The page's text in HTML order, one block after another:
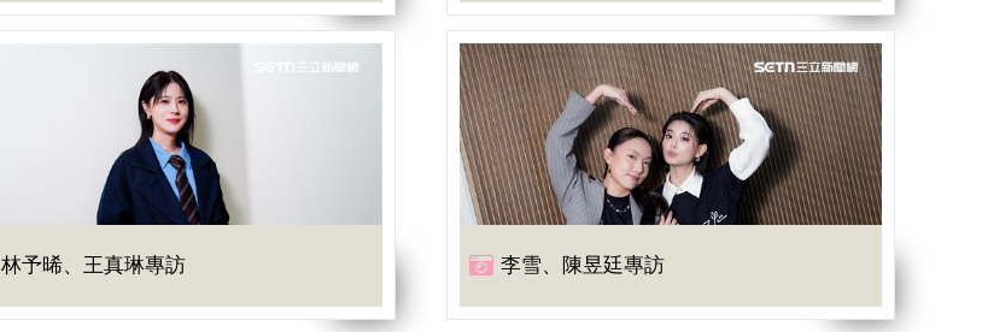
林予晞、王真琳專訪 李雪、陳昱廷專訪